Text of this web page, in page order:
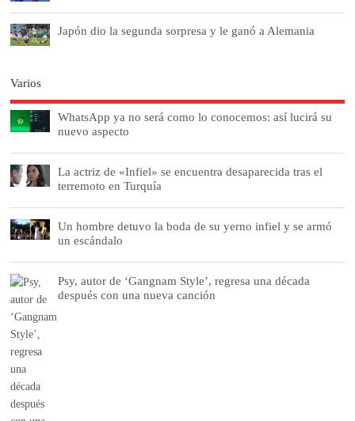
Japón dio la segunda sorpresa y le ganó a Alemania
Varios
WhatsApp ya no será como lo conocemos: así lucirá su
nuevo aspecto
La actriz de «Infiel» se encuentra desaparecida tras el
terremoto en Turquía
Un hombre detuvo la boda de su yerno infiel y se armó
un escándalo
Psy, autor de ‘Gangnam Style’, regresa una década
después con una nueva canción